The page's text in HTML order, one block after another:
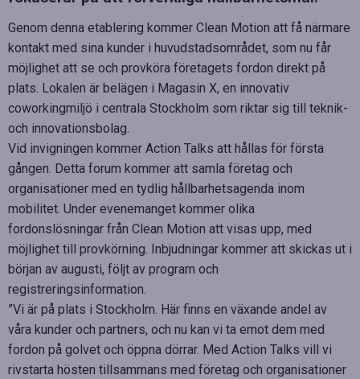
Genom denna etablering kommer Clean Motion att få närmare
kontakt med sina kunder i huvudstadsområdet, som nu får
möjlighet att se och provköra företagets fordon direkt på
plats. Lokalen är belägen i Magasin X, en innovativ
coworkingmiljö i centrala Stockholm som riktar sig till teknik-
och innovationsbolag.
Vid invigningen kommer Action Talks att hållas för första
gången. Detta forum kommer att samla företag och
organisationer med en tydlig hållbarhetsagenda inom
mobilitet. Under evenemanget kommer olika
fordonslösningar från Clean Motion att visas upp, med
möjlighet till provkörning. Inbjudningar kommer att skickas ut i
början av augusti, följt av program och
registreringsinformation.
”Vi är på plats i Stockholm. Här finns en växande andel av
våra kunder och partners, och nu kan vi ta emot dem med
fordon på golvet och öppna dörrar. Med Action Talks vill vi
rivstarta hösten tillsammans med företag och organisationer